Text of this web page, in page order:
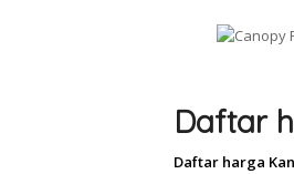
Daftar
Daftar harga